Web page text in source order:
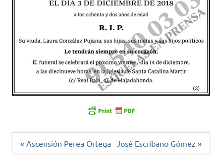
Navegación
« Ascensión Perea Ortega José Escribano Gómez »